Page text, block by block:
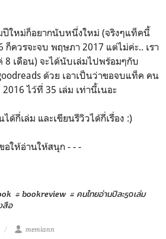
ปีใหม่ก็อยากนับหนึ่งใหม่ (จริงๆแท็คนี้
ก็ควรจะจบ พฤษภา 2017 แต่ไม่ค่ะ.. เรา
8 เดือน) จะได้นับเล่มไปพร้อมๆกับ
ด้วย เอาเป็นว่าขอจบแท็ค คน
ไว้ที่ 35 เล่ม เท่านี้เนอะ
ด้กี่เล่ม และเขียนรีวิวได้กี่เรื่อง :)
อให้อ่านให้สนุก - - -
# bookreview # คนไทยอ่านปีละ50เล่ม
สือ
memiann